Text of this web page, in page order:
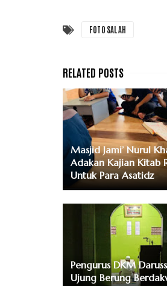
FOTO SALAH
Masjid Jami’ Nurul
Adakan Kajian Kitab
Untuk Para Asatidz
Pengurus DKM
Ujung Berung